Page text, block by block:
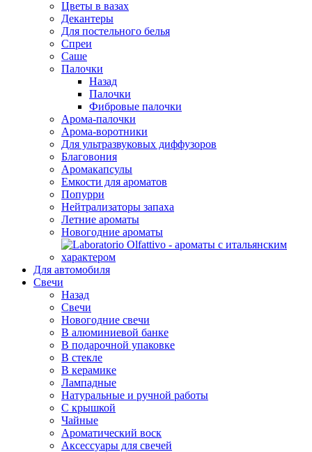
Цветы в вазах
Декантеры
Для постельного белья
Спреи
Саше
Палочки
Назад
Палочки
Фибровые палочки
Арома-палочки
Арома-воротники
Для ультразвуковых диффузоров
Благовония
Аромакапсулы
Емкости для ароматов
Попурри
Нейтрализаторы запаха
Летние ароматы
Новогодние ароматы
Для автомобиля
Свечи
Назад
Свечи
Новогодние свечи
В алюминиевой банке
В подарочной упаковке
В стекле
В керамике
Лампадные
Натуральные и ручной работы
С крышкой
Чайные
Ароматический воск
Аксессуары для свечей